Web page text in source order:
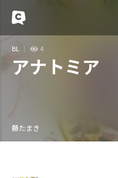
BL 4
アナトミア
藤たまき